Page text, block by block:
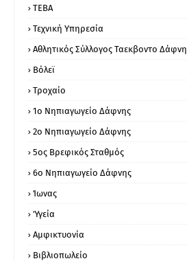
ΤΕΒΑ
Τεχνική Υπηρεσία
Αθλητικός Σύλλογος Ταεκβοντο Δάφνη
Βόλεϊ
Τροχαίο
1ο Νηπιαγωγείο Δάφνης
2ο Νηπιαγωγείο Δάφνης
5ος Βρεφικός Σταθμός
6ο Νηπιαγωγείο Δάφνης
Ίωνας
Ύγεία
Αμφικτυονία
Βιβλιοπωλείο